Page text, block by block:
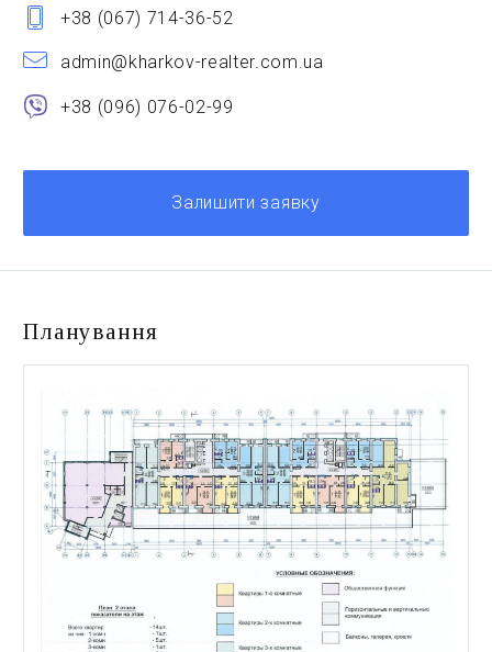
+38 (067) 714-36-52
admin@kharkov-realter.com.ua
+38 (096) 076-02-99
Залишити заявку
Планування